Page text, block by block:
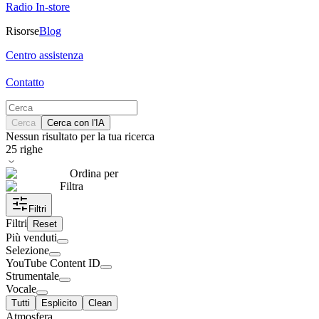
Radio In-store
RisorseBlog
Centro assistenza
Contatto
Cerca Cerca con l'IA
Nessun risultato per la tua ricerca
25 righe
Ordina per
Filtra
Filtri
Filtri Reset
Più venduti
Selezione
YouTube Content ID
Strumentale
Vocale
Tutti Esplicito Clean
Atmosfera